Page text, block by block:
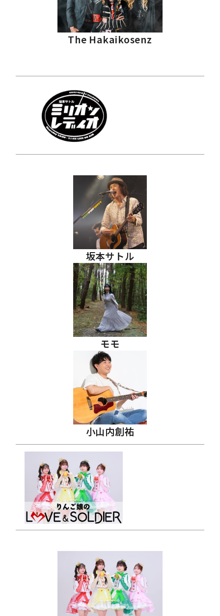
The Hakaikosenz
坂本サトル
モモ
小山内創祐